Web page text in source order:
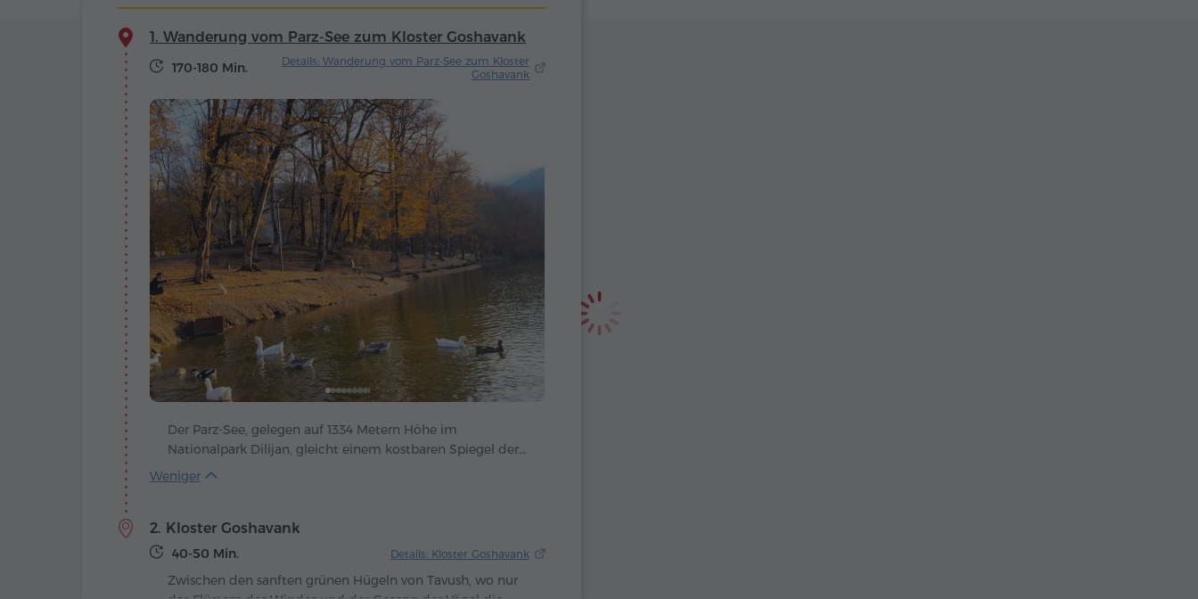
1. Wanderung vom Parz-See zum Kloster Goshavank
170-180 Min.
Details: Wanderung vom Parz-See zum Kloster
Goshavank
Der Parz-See, gelegen auf 1334 Metern Höhe im
Nationalpark Dilijan, gleicht einem kostbaren Spiegel der
Natur, in dem sich der Himmel und die dichten Wälder
von Tavush widerspiegeln. Er entstand durch natürliche
der beliebtesten Erholungsorte für Touristen wie auch
Einheimische. Die Ufer sind von seltenen Pflanzen
Blütenduft und Vogelgesang die Luft. Ein Spaziergang auf
2. Kloster Goshavank
40-50 Min. Details: Kloster Goshavank
Zwischen den sanften grünen Hügeln von Tavush, wo nur